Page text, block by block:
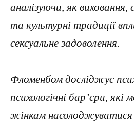
аналізуючи, як виховання,
та культурні традиції
сексуальне задоволення.
Фломенбом досліджує
психологічні бар’єри,
жінкам